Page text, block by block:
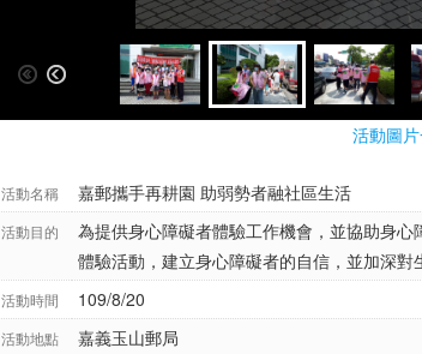
活動圖
活動名稱 嘉郵攜手再耕園 助弱勢者融社區生活
活動目的
為提供身心障礙者體驗工作機會，並協助身
體驗活動，建立身心障礙者的自信，並加深對
活動時間 109/8/20
活動地點 嘉義玉山郵局